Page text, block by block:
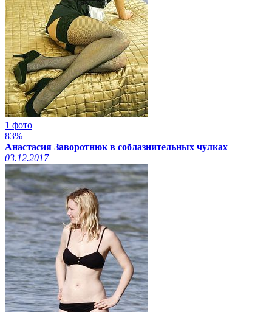
1 фото
83%
Анастасия Заворотнюк в соблазнительных чулках
03.12.2017